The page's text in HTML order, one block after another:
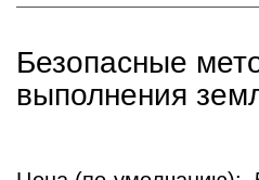
Безопасные
выполнения